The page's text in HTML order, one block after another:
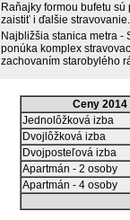
Raňajky formou bufetu
zaistiť i ďalšie stravovanie.
Najbližšia stanica metra -
ponúka komplex
zachovaním starobylého
Ceny 2014
Jednolôžková izba
Dvojlôžková izba
Dvojposteľová izba
Apartmán - 2 osoby
Apartmán - 4 osoby